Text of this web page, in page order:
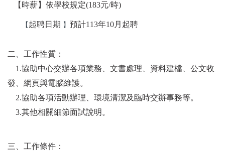
【時薪】依學校規定(183元/時)
【 起聘日期 】 預計113年10月起聘
二、工作性質：
1.協助中心交辦各項業務、文書處理、資料建檔、公文收
發、網頁與電腦維護。
2.協助各項活動辦理、環境清潔及臨時交辦事務等。
3.其他相關細節面試說明。
三、工作條件：